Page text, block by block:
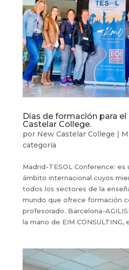
Días de formación para
Castelar College.
por New Castelar College |
categoría
Madrid-TESOL Conference: es
ámbito internacional cuyos
todos los sectores de la
mundo que ofrece formación
profesorado. Barcelona-
la mano de EIM CONSULTING,